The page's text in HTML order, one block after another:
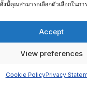
งนี้คุณสามารถเลือกตัวเลือกในกา
Accept
View preferences
Cookie PolicyPrivacy
การรับเรื่องร้องเรียน
หารคณะวิทยาศาสตร์ ที่ผ่า
หารคณะวิทยาศาสตร์ ปี